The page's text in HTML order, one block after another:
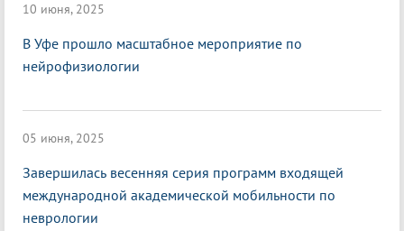
10 июня, 2025
В Уфе прошло масштабное мероприятие по
нейрофизиологии
05 июня, 2025
Завершилась весенняя серия программ входящей
международной академической мобильности по
неврологии